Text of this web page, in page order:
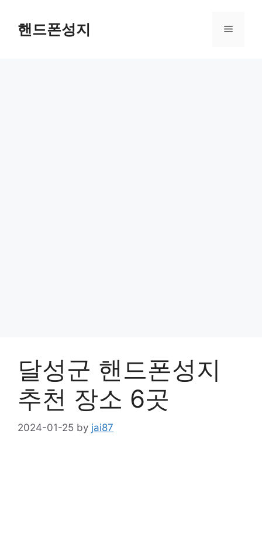
content핸드폰성지 Menu
달성군 핸드폰성지
추천 장소 6곳
2024-01-25 by jai87